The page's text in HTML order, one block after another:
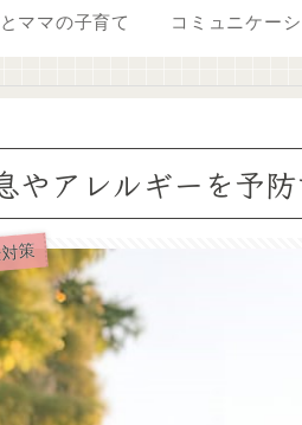
ママの子育て コミュニケー
やアレルギーを予
策